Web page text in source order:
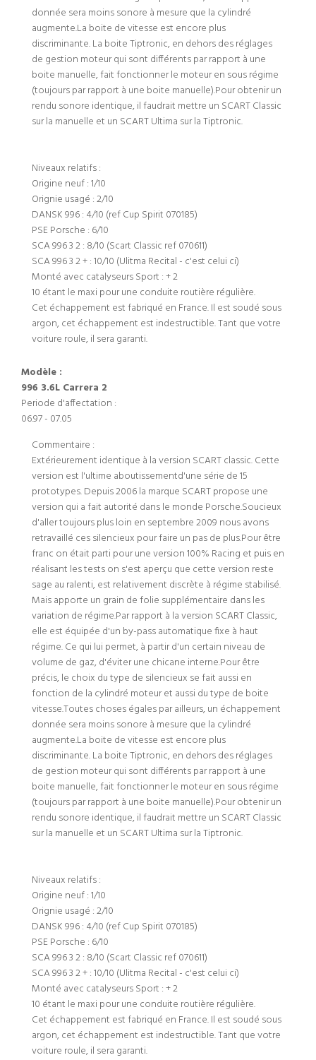
donnée sera moins sonore à mesure que la cylindré
augmente.La boite de vitesse est encore plus
discriminante. La boite Tiptronic, en dehors des réglages
de gestion moteur qui sont différents par rapport à une
boite manuelle, fait fonctionner le moteur en sous régime
(toujours par rapport à une boite manuelle).Pour obtenir un
rendu sonore identique, il faudrait mettre un SCART Classic
sur la manuelle et un SCART Ultima sur la Tiptronic.
Niveaux relatifs :
Origine neuf : 1/10
Orignie usagé : 2/10
DANSK 996 : 4/10 (ref Cup Spirit 070185)
PSE Porsche : 6/10
SCA 996 3 2 : 8/10 (Scart Classic ref 070611)
SCA 996 3 2 + : 10/10 (Ulitma Recital - c'est celui ci)
Monté avec catalyseurs Sport : + 2
10 étant le maxi pour une conduite routière régulière.
Cet échappement est fabriqué en France. Il est soudé sous
argon, cet échappement est indestructible. Tant que votre
voiture roule, il sera garanti.
Modèle :
996 3.6L Carrera 2
Periode d'affectation :
06.97 - 07.05
Commentaire :
Extérieurement identique à la version SCART classic. Cette
version est l'ultime aboutissementd'une série de 15
prototypes. Depuis 2006 la marque SCART propose une
version qui a fait autorité dans le monde Porsche.Soucieux
d'aller toujours plus loin en septembre 2009 nous avons
retravaillé ces silencieux pour faire un pas de plus.Pour être
franc on était parti pour une version 100% Racing et puis en
réalisant les tests on s'est aperçu que cette version reste
sage au ralenti, est relativement discrète à régime stabilisé.
Mais apporte un grain de folie supplémentaire dans les
variation de régime.Par rapport à la version SCART Classic,
elle est équipée d'un by-pass automatique fixe à haut
régime. Ce qui lui permet, à partir d'un certain niveau de
volume de gaz, d'éviter une chicane interne.Pour être
précis, le choix du type de silencieux se fait aussi en
fonction de la cylindré moteur et aussi du type de boite
vitesse.Toutes choses égales par ailleurs, un échappement
donnée sera moins sonore à mesure que la cylindré
augmente.La boite de vitesse est encore plus
discriminante. La boite Tiptronic, en dehors des réglages
de gestion moteur qui sont différents par rapport à une
boite manuelle, fait fonctionner le moteur en sous régime
(toujours par rapport à une boite manuelle).Pour obtenir un
rendu sonore identique, il faudrait mettre un SCART Classic
sur la manuelle et un SCART Ultima sur la Tiptronic.
Niveaux relatifs :
Origine neuf : 1/10
Orignie usagé : 2/10
DANSK 996 : 4/10 (ref Cup Spirit 070185)
PSE Porsche : 6/10
SCA 996 3 2 : 8/10 (Scart Classic ref 070611)
SCA 996 3 2 + : 10/10 (Ulitma Recital - c'est celui ci)
Monté avec catalyseurs Sport : + 2
10 étant le maxi pour une conduite routière régulière.
Cet échappement est fabriqué en France. Il est soudé sous
argon, cet échappement est indestructible. Tant que votre
voiture roule, il sera garanti.